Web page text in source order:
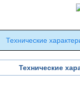
Технические
Технические